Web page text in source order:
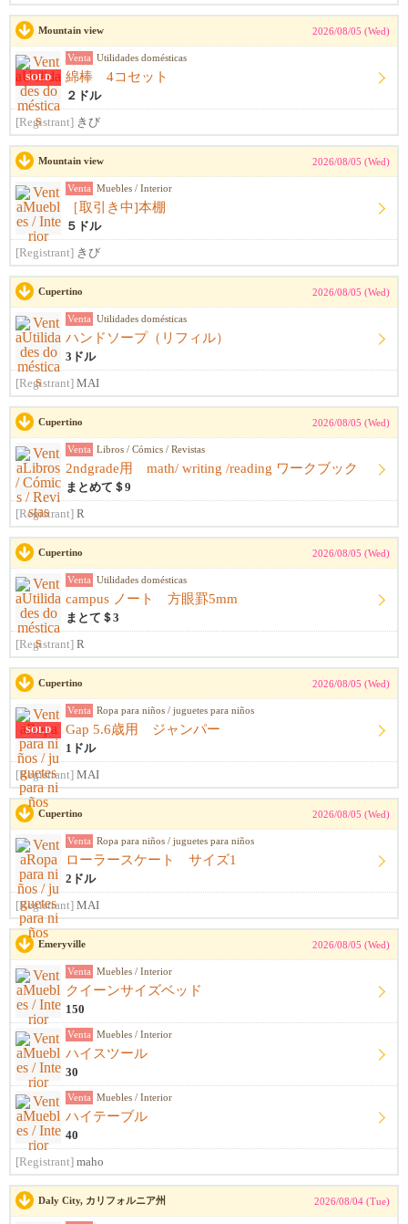
Mountain view 2026/08/05 (Wed)
SOLD
Venta Utilidades domésticas
綿棒 4コセット
２ドル
[Registrant] きび
Mountain view 2026/08/05 (Wed)
Venta Muebles / Interior
［取引き中]本棚
５ドル
[Registrant] きび
Cupertino 2026/08/05 (Wed)
Venta Utilidades domésticas
ハンドソープ（リフィル）
3ドル
[Registrant] MAI
Cupertino 2026/08/05 (Wed)
Venta Libros / Cómics / Revistas
2ndgrade用 math/ writing /reading ワークブック
まとめて＄9
[Registrant] R
Cupertino 2026/08/05 (Wed)
Venta Utilidades domésticas
campus ノート 方眼罫5mm
まとて＄3
[Registrant] R
Cupertino 2026/08/05 (Wed)
SOLD
Venta Ropa para niños / juguetes para niños
Gap 5.6歳用 ジャンパー
1ドル
[Registrant] MAI
Cupertino 2026/08/05 (Wed)
Venta Ropa para niños / juguetes para niños
ローラースケート サイズ1
2ドル
[Registrant] MAI
Emeryville 2026/08/05 (Wed)
Venta Muebles / Interior
クイーンサイズベッド
150
Venta Muebles / Interior
ハイスツール
30
Venta Muebles / Interior
ハイテーブル
40
[Registrant] maho
Daly City, カリフォルニア州 2026/08/04 (Tue)